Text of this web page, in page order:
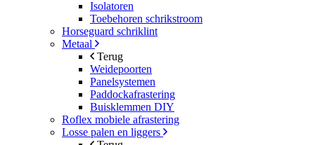
Isolatoren
Toebehoren schrikstroom
Horseguard schriklint
Metaal
Terug
Weidepoorten
Panelsystemen
Paddockafrastering
Buisklemmen DIY
Roflex mobiele afrastering
Losse palen en liggers